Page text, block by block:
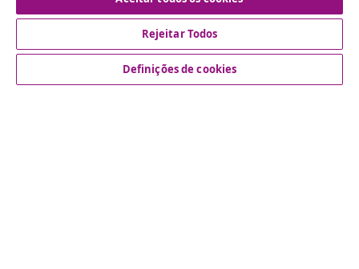
Rescindir o contrato
Atendimento ao cliente
Rejeitar Todos
Definições de cookies